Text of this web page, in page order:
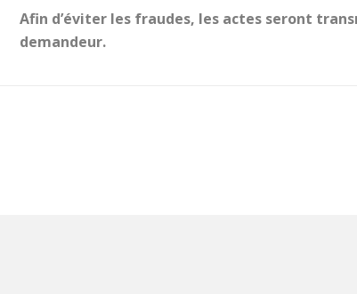
Afin d’éviter les fraudes, les actes seront
demandeur.